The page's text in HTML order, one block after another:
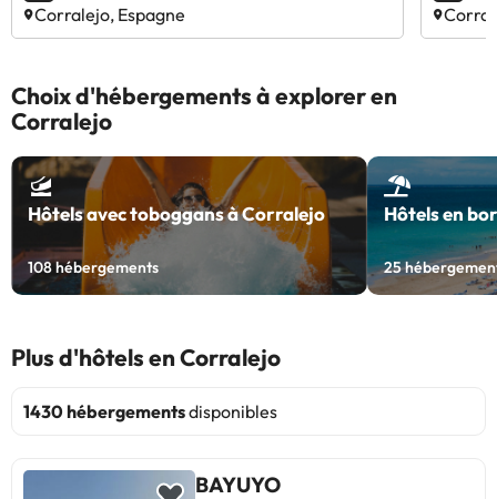
Corralejo, Espagne
Choix d'hébergements à explorer en
Corralejo
Hôtels avec toboggans à Corralejo
108hébergements
Hôtels en
25
Plus d'hôtels en Corralejo
1430 hébergementsdisponibles
BAYUYO